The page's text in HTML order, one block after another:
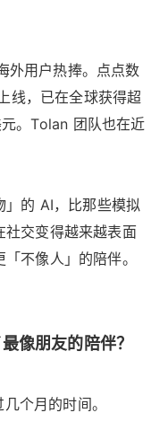
外用户热捧。点点数
线，已在全球获得超
。Tolan 团队也在近
」的 AI，比那些模拟
社交变得越来越表面
不像人」的陪伴。
像朋友的陪伴？
个月的时间。